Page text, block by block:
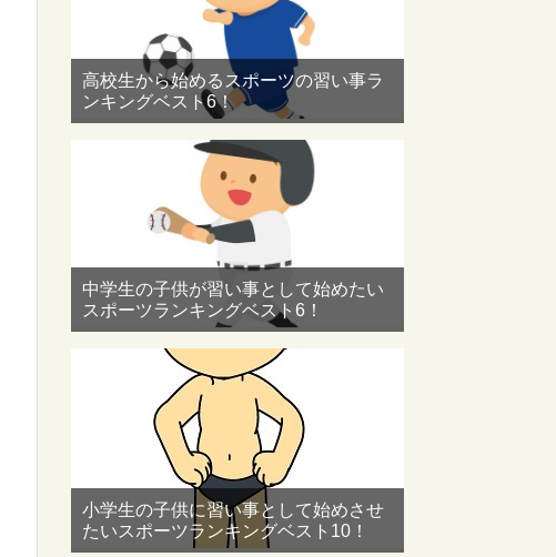
高校生から始めるスポーツの習い事ラ
ンキングベスト6！
中学生の子供が習い事として始めたい
スポーツランキングベスト6！
小学生の子供に習い事として始めさせ
たいスポーツランキングベスト10！